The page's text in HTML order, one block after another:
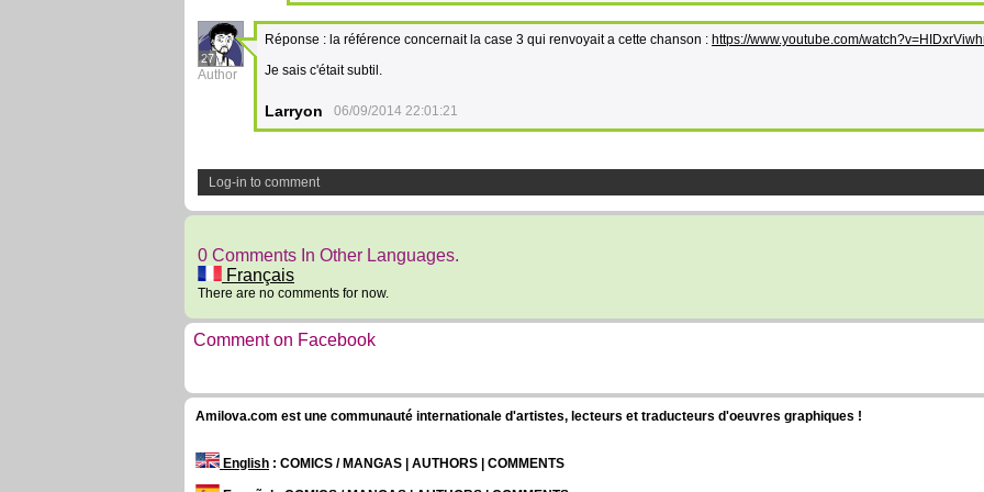
27
Author
Réponse : la référence concernait la case 3 qui renvoyait a cette chanson : https://www.youtube.com/
Je sais c'était subtil.
Larryon 06/09/2014 22:01:21
Log-in to comment
0 Comments In Other Languages.
Français
There are no comments for now.
Comment on Facebook
Amilova.com est une communauté internationale d'artistes, lecteurs et traducteurs d'oeuvres graphiques !
English : COMICS / MANGAS | AUTHORS | COMMENTS